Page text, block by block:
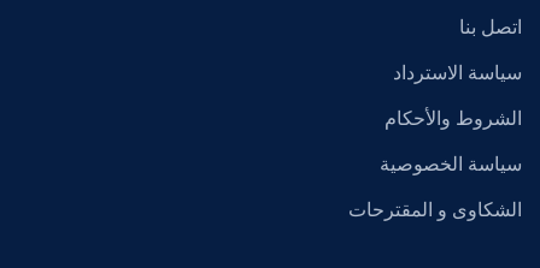
اتصل بنا
سياسة الاسترداد
الشروط والأحكام
سياسة الخصوصية
الشكاوى و المقترحات